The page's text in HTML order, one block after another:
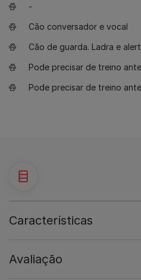
-
Cão conversador e vocal
Cão de guarda. Ladra e
Pode precisar de treino
Pode precisar de treino
Características
Avaliação